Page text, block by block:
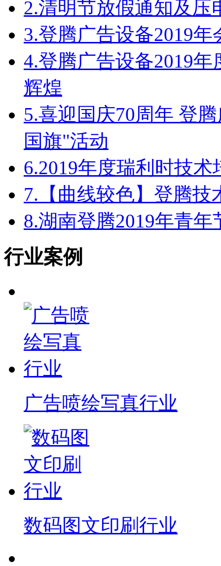
2.清明节放假通知及压
3.登腾广告设备2019
4.登腾广告设备2019
辉煌
5.喜迎国庆70周年 登
国旗"活动
6.2019年度瑞利时技
7. 【曲线较色】登腾
8.湖南登腾2019年青
行业案例
广告喷绘写真行业
数码图文印刷行业